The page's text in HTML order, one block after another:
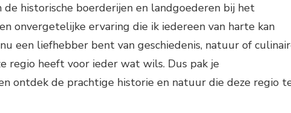
de historische boerderijen en landgoederen bij het
onvergetelijke ervaring die ik iedereen van harte kan
een liefhebber bent van geschiedenis, natuur of
regio heeft voor ieder wat wils. Dus pak je
ontdek de prachtige historie en natuur die deze regio